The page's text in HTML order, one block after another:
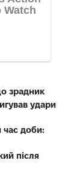
зрадник
удари
час доби:
після